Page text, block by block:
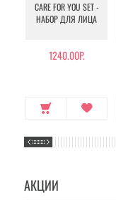
CARE FOR YOU SET -
НАБОР ДЛЯ ЛИЦА
1240.00Р.
АКЦИИ